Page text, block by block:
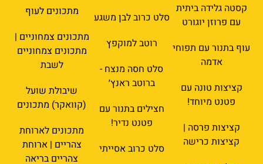
קסטה גלידה ביתית
עם פרוזן יוגורט
עוף בתנור עם תפוחי
אדמה
קציצות טונה עם
פטנט מיוחד!
קציצות פרסה |
קציצות כרישה
סלט כרוב לבן משגע
רוטב למוקפץ
סלט חסה מנצח -
ברוטב ראנץ׳
חצילים בתנור עם
פטנט נדיר!
סלט כרוב אסייתי
מתכונים לעוף
מתכונים צמחוניים |
מתכונים צמחוניים
לשבת
שיבולת שועל
(קוואקר) מתכונים
מתכונים לארוחת
צהריים | ארוחת
צהריים בריאה